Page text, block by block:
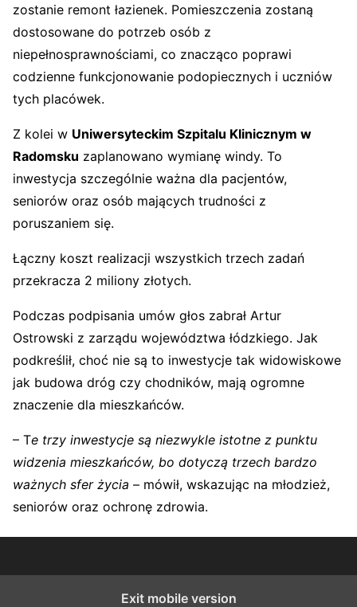
zostanie remont łazienek. Pomieszczenia zostaną
dostosowane do potrzeb osób z
niepełnosprawnościami, co znacząco poprawi
codzienne funkcjonowanie podopiecznych i uczniów
tych placówek.
Z kolei w Uniwersyteckim Szpitalu Klinicznym w
Radomsku zaplanowano wymianę windy. To
inwestycja szczególnie ważna dla pacjentów,
seniorów oraz osób mających trudności z
poruszaniem się.
Łączny koszt realizacji wszystkich trzech zadań
przekracza 2 miliony złotych.
Podczas podpisania umów głos zabrał Artur
Ostrowski z zarządu województwa łódzkiego. Jak
podkreślił, choć nie są to inwestycje tak widowiskowe
jak budowa dróg czy chodników, mają ogromne
znaczenie dla mieszkańców.
– Te trzy inwestycje są niezwykle istotne z punktu
widzenia mieszkańców, bo dotyczą trzech bardzo
ważnych sfer życia – mówił, wskazując na młodzież,
seniorów oraz ochronę zdrowia.
Exit mobile version